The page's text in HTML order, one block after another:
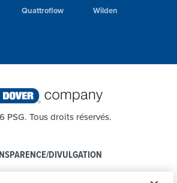
Quattroflow Wilden
PSG. Tous droits réservés.
DIVULGATION